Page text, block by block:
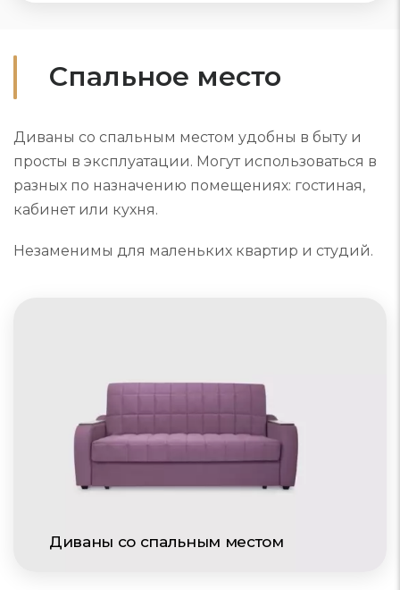
Диваны со спальным местом
Спальное место
Диваны со спальным местом удобны в быту и
просты в эксплуатации. Могут использоваться в
разных по назначению помещениях: гостиная,
кабинет или кухня.
Незаменимы для маленьких квартир и студий.